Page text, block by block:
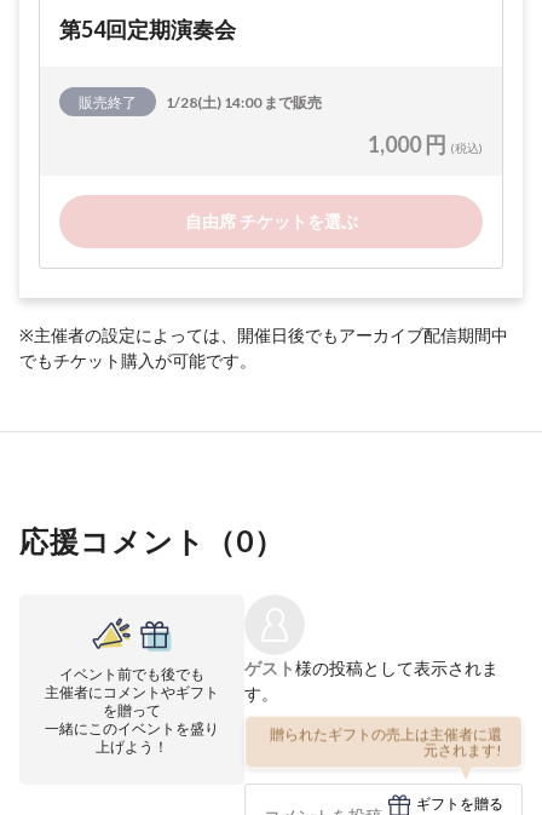
第54回定期演奏会
販売終了 1/28(土) 14:00 まで販売
1,000 円 (税込)
自由席 チケットを選ぶ
※主催者の設定によっては、開催日後でもアーカイブ配信期間中
でもチケット購入が可能です。
応援コメント（0）
イベント前でも後でも
主催者にコメントやギフト
を贈って
一緒にこのイベントを盛り
上げよう！
ゲスト様の投稿として表示されま
す。
贈られたギフトの売上は主催者に還
元されます!
ギフトを贈る